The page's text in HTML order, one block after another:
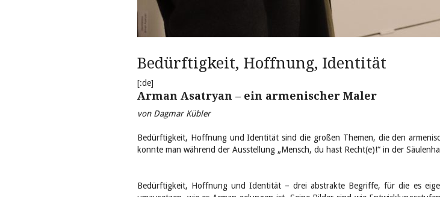
Bedürftigkeit, Hoffnung, Identität
[:de]
Arman Asatryan – ein armenischer Maler
von Dagmar Kübler
Bedürftigkeit, Hoffnung und Identität sind die großen Themen, die den
konnte man während der Ausstellung „Mensch, du hast Recht(e)!“ in der
Bedürftigkeit, Hoffnung und Identität – drei abstrakte Begriffe, für die es